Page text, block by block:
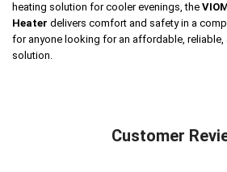
heating solution for cooler evenings, the
Heater delivers comfort and safety in a
for anyone looking for an affordable, reliable,
solution.
Customer